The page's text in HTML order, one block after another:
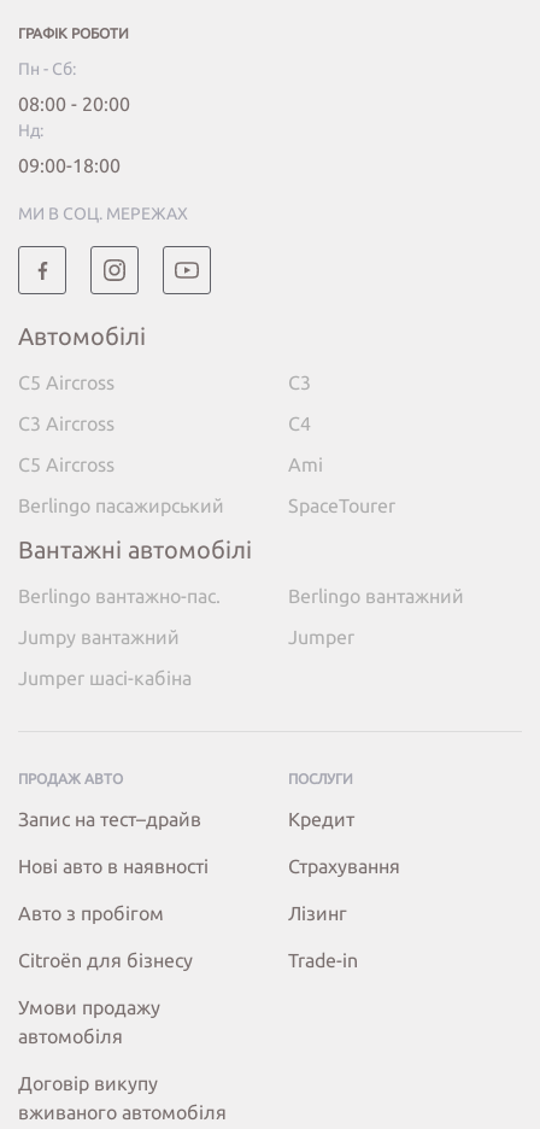
ГРАФІК РОБОТИ
Пн - Сб:
08:00 - 20:00
Нд:
09:00-18:00
МИ В СОЦ. МЕРЕЖАХ
Автомобілі
C5 Aircross
C3
C3 Aircross
C4
C5 Aircross
Ami
Berlingo пасажирський
SpaceTourer
Вантажні автомобілі
Berlingo вантажно-пас.
Berlingo вантажний
Jumpy вантажний
Jumper
Jumper шасі-кабіна
ПРОДАЖ АВТО
Запис на тест–драйв
Нові авто в наявності
Авто з пробігом
Citroёn для бізнесу
Умови продажу
автомобіля
Договір викупу
вживаного автомобіля
ПОСЛУГИ
Кредит
Страхування
Лізинг
Trade-in